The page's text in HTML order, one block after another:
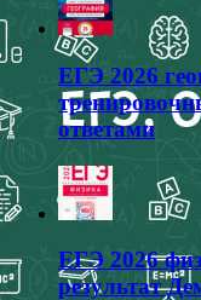
ЕГЭ 2026
ответами
ЕГЭ 2026
результат